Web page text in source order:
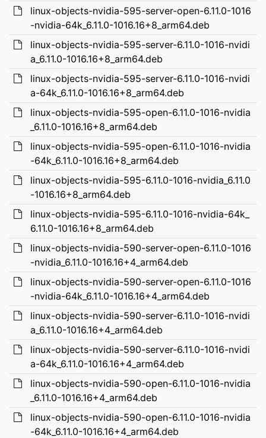
linux-objects-nvidia-595-server-open-6.11.0-1016
-nvidia-64k_6.11.0-1016.16+8_arm64.deb
linux-objects-nvidia-595-server-6.11.0-1016-nvidi
a_6.11.0-1016.16+8_arm64.deb
linux-objects-nvidia-595-server-6.11.0-1016-nvidi
a-64k_6.11.0-1016.16+8_arm64.deb
linux-objects-nvidia-595-open-6.11.0-1016-nvidia
_6.11.0-1016.16+8_arm64.deb
linux-objects-nvidia-595-open-6.11.0-1016-nvidia
-64k_6.11.0-1016.16+8_arm64.deb
linux-objects-nvidia-595-6.11.0-1016-nvidia_6.11.0
-1016.16+8_arm64.deb
linux-objects-nvidia-595-6.11.0-1016-nvidia-64k_
6.11.0-1016.16+8_arm64.deb
linux-objects-nvidia-590-server-open-6.11.0-1016
-nvidia_6.11.0-1016.16+4_arm64.deb
linux-objects-nvidia-590-server-open-6.11.0-1016
-nvidia-64k_6.11.0-1016.16+4_arm64.deb
linux-objects-nvidia-590-server-6.11.0-1016-nvidi
a_6.11.0-1016.16+4_arm64.deb
linux-objects-nvidia-590-server-6.11.0-1016-nvidi
a-64k_6.11.0-1016.16+4_arm64.deb
linux-objects-nvidia-590-open-6.11.0-1016-nvidia
_6.11.0-1016.16+4_arm64.deb
linux-objects-nvidia-590-open-6.11.0-1016-nvidia
-64k_6.11.0-1016.16+4_arm64.deb